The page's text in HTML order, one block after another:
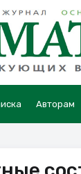
Авторам